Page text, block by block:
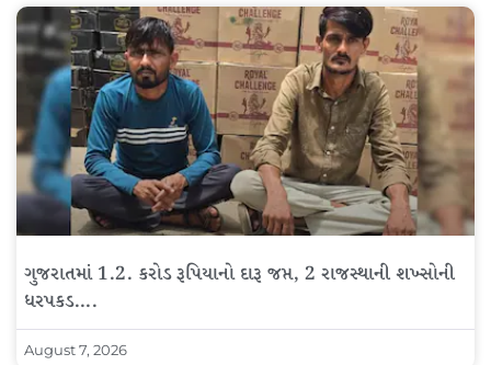
ગુજરાતમાં 1.2. કરોડ રૂપિયાનો દારૂ જપ્ત, 2 રાજસ્થાની શખ્સોની
ધરપકડ….
August 7, 2026